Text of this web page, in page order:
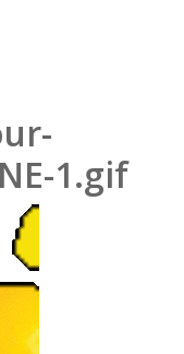
1.gif